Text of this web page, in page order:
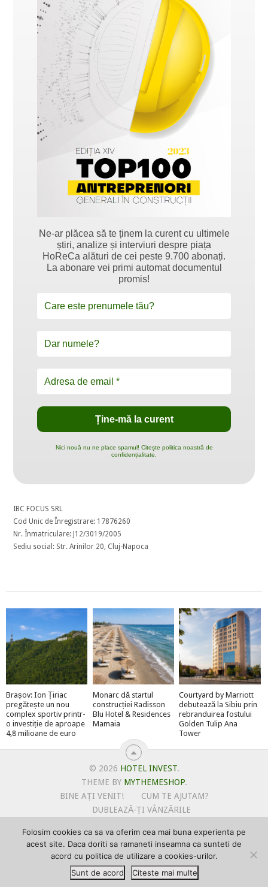
Ne-ar plăcea să te ținem la curent cu ultimele
știri, analize și interviuri despre piața
HoReCa alături de cei peste 9.700 abonați.
La abonare vei primi automat documentul
promis!
Nici nouă nu ne place spamul! Citește politica noastră de
confidențialitate.
IBC FOCUS SRL
Cod Unic de Înregistrare: 17876260
Nr. Înmatriculare: J12/3019/2005
Sediu social: Str. Arinilor 20, Cluj-Napoca
Brașov: Ion Țiriac
pregătește un nou
complex sportiv printr-
o investiție de aproape
4,8 milioane de euro
Monarc dă startul
construcției Radisson
Blu Hotel & Residences
Mamaia
Courtyard by Marriott
debutează la Sibiu prin
rebranduirea fostului
Golden Tulip Ana
Tower
© 2026 HOTEL INVEST.
THEME BY MYTHEMESHOP.
BINE AȚI VENIT!
CUM TE AJUTAM?
DUBLEAZĂ-ȚI VÂNZĂRILE
POLITICA DE UTILIZARE COOKIE-URI
PRIMEȘTI GRATUIT MEGA-CADOURI LA ABONARE
PROMOVEAZĂ-TE PE HOTELINVEST
TERMENI SI CONDITII
Folosim cookies ca sa va oferim cea mai buna experienta pe
acest site. Daca doriti sa ramaneti inseamna ca sunteti de
acord cu politica de utilizare a cookies-urilor.
Sunt de acord
Citeste mai multe